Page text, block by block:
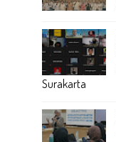
Surakarta